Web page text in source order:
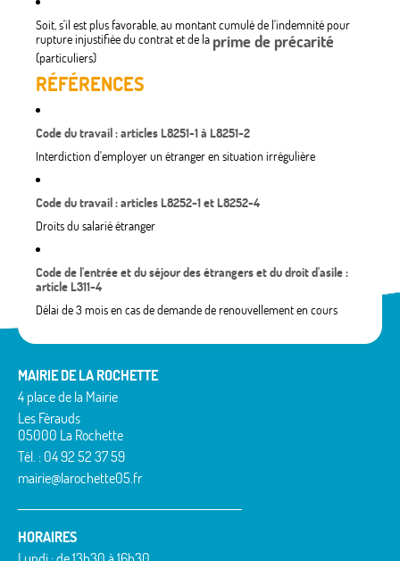
Soit, s'il est plus favorable, au montant cumulé de l'indemnité pour
rupture injustifiée du contrat et de la prime de précarité
(particuliers)
RÉFÉRENCES
Code du travail : articles L8251-1 à L8251-2
Interdiction d'employer un étranger en situation irrégulière
Code du travail : articles L8252-1 et L8252-4
Droits du salarié étranger
Code de l'entrée et du séjour des étrangers et du droit d'asile :
article L311-4
Délai de 3 mois en cas de demande de renouvellement en cours
MAIRIE DE LA ROCHETTE
4 place de la Mairie
Les Férauds
05000 La Rochette
Tél. : 04 92 52 37 59
mairie@larochette05.fr
HORAIRES